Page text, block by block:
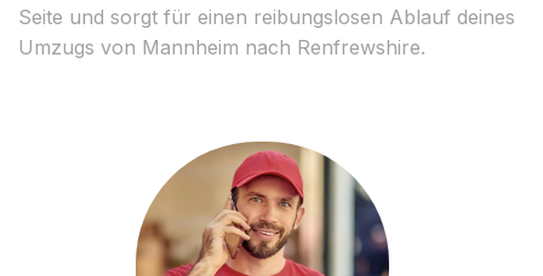
Seite und sorgt für einen reibungslosen Ablauf deines
Umzugs von Mannheim nach Renfrewshire.